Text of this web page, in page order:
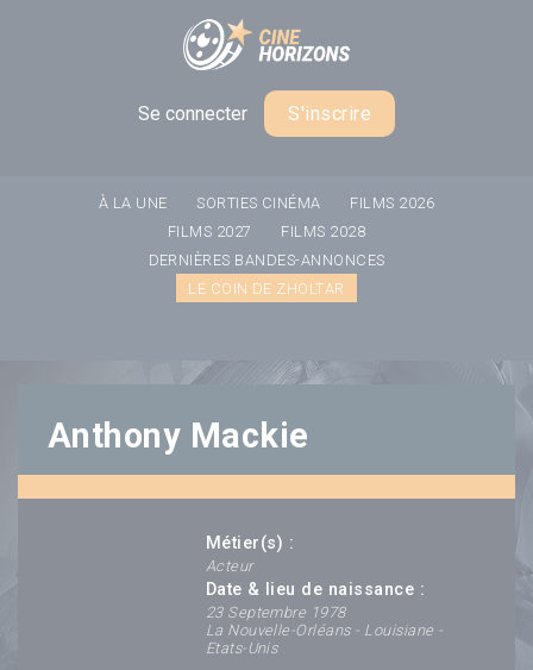
Se connecter S'inscrire
À LA UNE SORTIES CINÉMA
FILMS 2026
FILMS 2027
FILMS 2028
DERNIÈRES BANDES-ANNONCES
LE COIN DE ZHOLTAR
Anthony Mackie
Métier(s) :
Acteur
Date & lieu de naissance :
23 Septembre 1978
La Nouvelle-Orléans - Louisiane -
Etats-Unis
Panneau de gestion des cookies